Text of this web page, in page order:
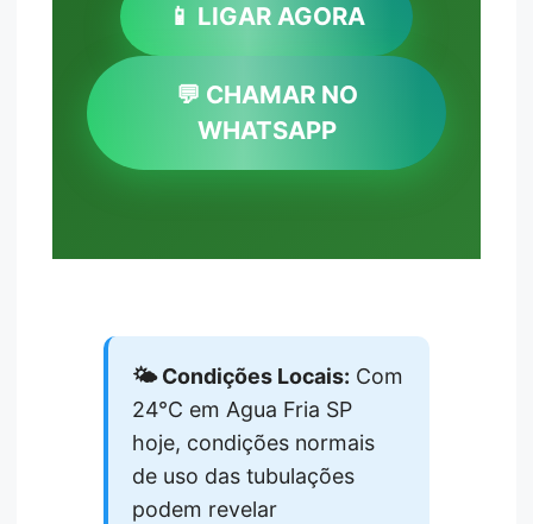
📱 LIGAR AGORA
💬 CHAMAR NO
WHATSAPP
🌤️ Condições Locais: Com
24°C em Agua Fria SP
hoje, condições normais
de uso das tubulações
podem revelar